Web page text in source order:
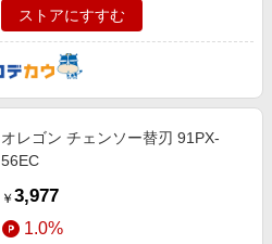
ストアにすすむ
オレゴン チェンソー替刃 91PX-
56EC
￥ 3,977
1.0%